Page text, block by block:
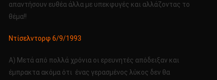
απαντήσουν ευθέα άλλα με υπεκφυγές και αλλάζοντας το
θέμα!!
Ντίσελντορφ 6/9/1993
Α) Μετά από πολλά χρόνια οι ερευνητές απόδειξαν και
έμπρακτα ακόμα ότι ένας γερασμένος λύκος δεν θα